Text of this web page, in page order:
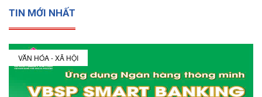
TIN MỚI NHẤT
VĂN HÓA - XÃ HỘI